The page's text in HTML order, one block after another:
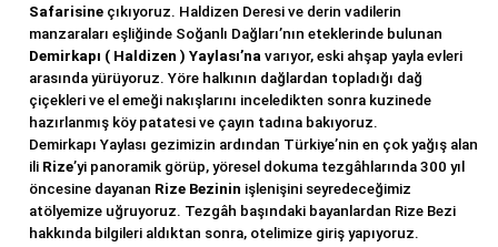
Safarisine çıkıyoruz. Haldizen Deresi ve derin vadilerin
manzaraları eşliğinde Soğanlı Dağları’nın eteklerinde bulunan
Demirkapı ( Haldizen ) Yaylası’na varıyor, eski ahşap yayla evleri
arasında yürüyoruz. Yöre halkının dağlardan topladığı dağ
çiçekleri ve el emeği nakışlarını inceledikten sonra kuzinede
hazırlanmış köy patatesi ve çayın tadına bakıyoruz.
Demirkapı Yaylası gezimizin ardından Türkiye’nin en çok yağış alan
ili Rize’yi panoramik görüp, yöresel dokuma tezgâhlarında 300 yıl
öncesine dayanan Rize Bezinin işlenişini seyredeceğimiz
atölyemize uğruyoruz. Tezgâh başındaki bayanlardan Rize Bezi
hakkında bilgileri aldıktan sonra, otelimize giriş yapıyoruz.